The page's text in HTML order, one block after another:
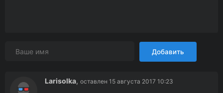
Добавить
Larisolka, оставлен 15 августа 2017 10:23